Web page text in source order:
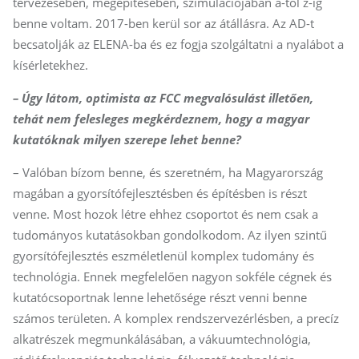
benne voltam. 2017-ben kerül sor az átállásra. Az AD-t
becsatolják az ELENA-ba és ez fogja szolgáltatni a nyalábot a
kísérletekhez.
– Úgy látom, optimista az FCC megvalósulást illetően,
tehát nem felesleges megkérdeznem, hogy a magyar
kutatóknak milyen szerepe lehet benne?
– Valóban bízom benne, és szeretném, ha Magyarország
magában a gyorsítófejlesztésben és építésben is részt
venne. Most hozok létre ehhez csoportot és nem csak a
tudományos kutatásokban gondolkodom. Az ilyen szintű
gyorsítófejlesztés eszméletlenül komplex tudomány és
technológia. Ennek megfelelően nagyon sokféle cégnek és
kutatócsoportnak lenne lehetősége részt venni benne
számos területen. A komplex rendszervezérlésben, a precíz
alkatrészek megmunkálásában, a vákuumtechnológia,